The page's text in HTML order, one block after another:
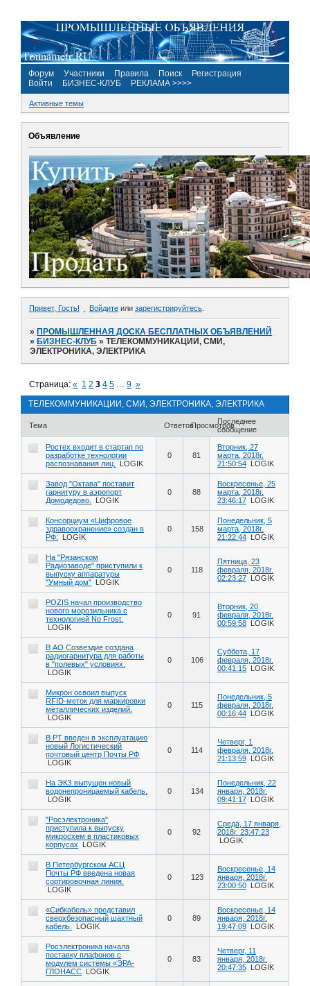
Форум Участники Правила Поиск
Регистрация
Войти
БИЗНЕС-КЛУБ РЕКЛАМА >>>>
Активные темы
Объявление
Привет, Гость! Войдите или зарегистрируйтесь
»ПРОМЫШЛЕННАЯ ДОСКА БЕСПЛАТНЫХ ОБЪЯВЛЕНИЙ
»БИЗНЕС-КЛУБ »ТЕЛЕКОММУНИКАЦИИ, СМИ,
ЭЛЕКТРОНИКА, ЭЛЕКТРИКА
ТЕЛЕКОММУНИКАЦИИ, СМИ, ЭЛЕКТРОНИКА, ЭЛЕКТРИКА
Страница:« 1 2 3 4 5 … 9 »
Тема ОтветовПросмотровПоследнее
сообщение
Ростех входит в стартап по
разработке технологии
распознавания лиц.
LOGIK
0 81
Вторник, 27
марта, 2018г.
21:50:54 LOGIK
Завод "Октава" поставит
гарнитуру в аэропорт
Домодедово.
LOGIK
0 88
Воскресенье, 25
марта, 2018г.
23:46:17 LOGIK
Консорциум «Цифровое
здравоохранение» создан в
РФ.
LOGIK
0 158
Понедельник, 5
марта, 2018г.
21:22:44 LOGIK
На "Рязанском
Радиозаводе" приступили к
выпуску аппаратуры
"Умный дом" LOGIK
0 118
Пятница, 23
февраля, 2018г.
02:23:27 LOGIK
POZIS начал производство
нового морозильника с
технологией No Frost.
LOGIK
0 91
Вторник, 20
февраля, 2018г.
00:59:58 LOGIK
В АО Созвездие создана
радиогарнитура для работы
в "полевых" условиях.
LOGIK
0 106
Суббота, 17
февраля, 2018г.
00:41:15 LOGIK
Микрон освоил выпуск
RFID-меток для маркировки
металлических изделий.
LOGIK
0 115
Понедельник, 5
февраля, 2018г.
00:16:44 LOGIK
В РТ введен в эксплуатацию
новый Логистический
почтовый центр Почты РФ
LOGIK
0 114
Четверг, 1
февраля, 2018г.
21:13:59 LOGIK
На ЭКЗ выпущен новый
водонепроницаемый кабель.
LOGIK
0 134
Понедельник, 22
января, 2018г.
09:41:17 LOGIK
"Росэлектроника"
приступила к выпуску
микросхем в пластиковых
корпусах
LOGIK
0 92
Среда, 17 января,
2018г. 23:47:23
LOGIK
В Петербургском АСЦ
Почты РФ введена новая
сортировочная линия.
LOGIK
0 123
Воскресенье, 14
января, 2018г.
23:00:50 LOGIK
«Сибкабель» представил
сверхбезопасный шахтный
кабель.
LOGIK
0 89
Воскресенье, 14
января, 2018г.
19:47:09 LOGIK
Росэлектроника начала
поставку плафонов с
модулем системы «ЭРА-
ГЛОНАСС LOGIK
0 83
Четверг, 11
января, 2018г.
20:47:35 LOGIK